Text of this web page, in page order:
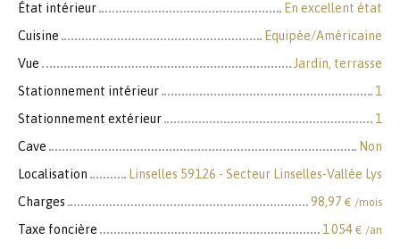
État intérieur
En excellent état
Cuisine
Equipée/Américaine
Vue
Jardin, terrasse
Stationnement intérieur
1
Stationnement extérieur
1
Cave
Non
Localisation
Linselles 59126 - Secteur Linselles-Vallée Lys
Charges
98,97 € /mois
Taxe foncière 1 054 € /an